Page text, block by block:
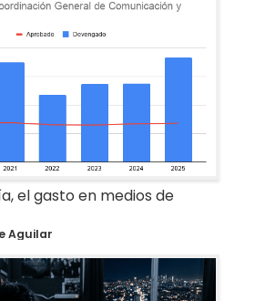
el gasto en medios de
Aguilar